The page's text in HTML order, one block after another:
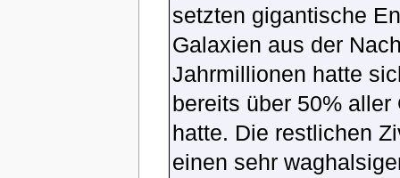
setzten gigantische
Galaxien aus der
Jahrmillionen hatte
bereits über 50%
hatte. Die restlichen
einen sehr